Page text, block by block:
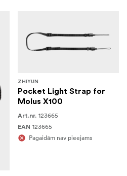
ZHIYUN
Pocket Light Strap for
Molus X100
Art.nr. 123665
EAN 123665
Pagaidām nav pieejams